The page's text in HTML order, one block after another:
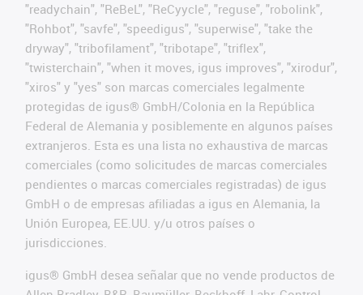
"readychain", "ReBeL", "ReCyycle", "reguse", "robolink",
"Rohbot", "savfe", "speedigus", "superwise", "take the
dryway", "tribofilament", "tribotape", "triflex",
"twisterchain", "when it moves, igus improves", "xirodur",
"xiros" y "yes" son marcas comerciales legalmente
protegidas de igus® GmbH/Colonia en la República
Federal de Alemania y posiblemente en algunos países
extranjeros. Esta es una lista no exhaustiva de marcas
comerciales (como solicitudes de marcas comerciales
pendientes o marcas comerciales registradas) de igus
GmbH o de empresas afiliadas a igus en Alemania, la
Unión Europea, EE.UU. y/u otros países o
jurisdicciones.
igus® GmbH desea señalar que no vende productos de